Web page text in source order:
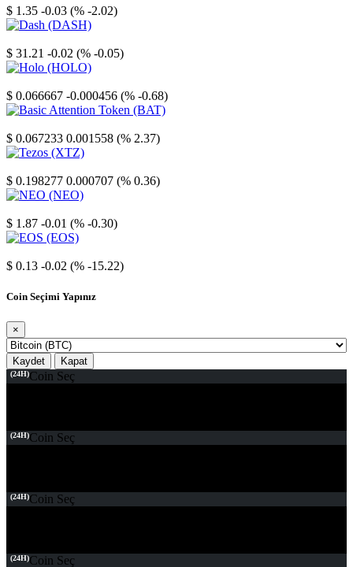
$ 1.35 -0.03 (% -2.02)
$ 31.21 -0.02 (% -0.05)
$ 0.066667 -0.000456 (% -0.68)
$ 0.067233 0.001558 (% 2.37)
$ 0.198277 0.000707 (% 0.36)
$ 1.87 -0.01 (% -0.30)
$ 0.13 -0.02 (% -15.22)
Coin Seçimi Yapınız
×
Kaydet Kapat
(24H)Coin Seç
(24H)Coin Seç
(24H)Coin Seç
(24H)Coin Seç